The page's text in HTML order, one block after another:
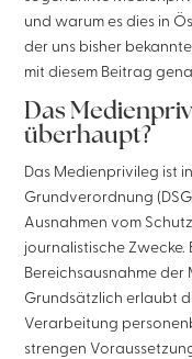
und warum es dies in
der uns bisher
mit diesem Beitrag
Das
überhaupt?
Das Medienprivileg ist
Grundverordnung
Ausnahmen vom
journalistische Zwecke.
Bereichsausnahme
Grundsätzlich erlaubt
Verarbeitung
strengen